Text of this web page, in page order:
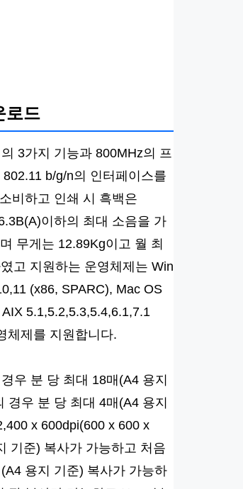
로드
3가지 기능과 800MHz의 프
b/g/n의 인터페이스를
비하고 인쇄 시 흑백은
이하의 최대 소음을 가
무게는 12.89Kg이고 월 최
고 지원하는 운영체제는 Win
(x86, SPARC), Mac OS
5.1,5.2,5.3,5.4,6.1,7.1
체제를 지원합니다.
우 분 당 최대 18매(A4 용지
우 분 당 최대 4매(A4 용지
x 600dpi(600 x 600 x
기준) 복사가 가능하고 처음
용지 기준) 복사가 가능하